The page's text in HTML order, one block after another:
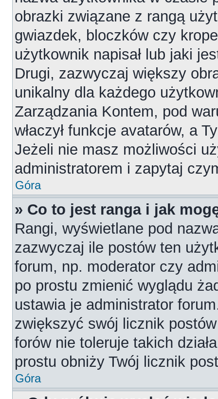
obrazki związane z rangą
gwiazdek, bloczków czy
użytkownik napisał lub jaki
Drugi, zazwyczaj większy
unikalny dla każdego
Zarządzania Kontem, pod
właczył funkcje avatarów, a
Jeżeli nie masz możliwości
administratorem i zapytaj
Góra
» Co to jest ranga i jak
Rangi, wyświetlane pod
zazwyczaj ile postów ten
forum, np. moderator czy
po prostu zmienić wyglądu
ustawia je administrator
zwiększyć swój licznik
forów nie toleruje takich
prostu obniży Twój licznik
Góra